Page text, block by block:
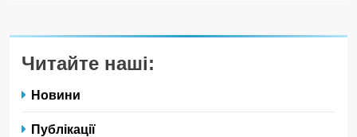
Читайте наші:
Новини
Публікації